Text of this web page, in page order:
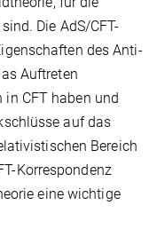
Die AdS/CFT-
des Anti-
Auftreten
in CFT haben und
auf das
Bereich
Korrespondenz
eine wichtige